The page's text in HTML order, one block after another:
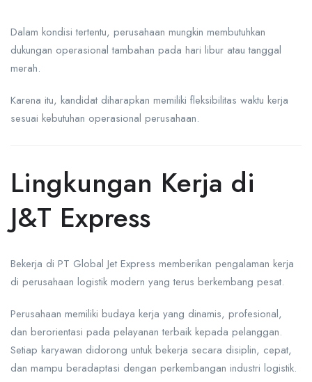
Dalam kondisi tertentu, perusahaan mungkin membutuhkan
dukungan operasional tambahan pada hari libur atau tanggal
merah.
Karena itu, kandidat diharapkan memiliki fleksibilitas waktu kerja
sesuai kebutuhan operasional perusahaan.
Lingkungan Kerja di
J&T Express
Bekerja di PT Global Jet Express memberikan pengalaman kerja
di perusahaan logistik modern yang terus berkembang pesat.
Perusahaan memiliki budaya kerja yang dinamis, profesional,
dan berorientasi pada pelayanan terbaik kepada pelanggan.
Setiap karyawan didorong untuk bekerja secara disiplin, cepat,
dan mampu beradaptasi dengan perkembangan industri logistik.